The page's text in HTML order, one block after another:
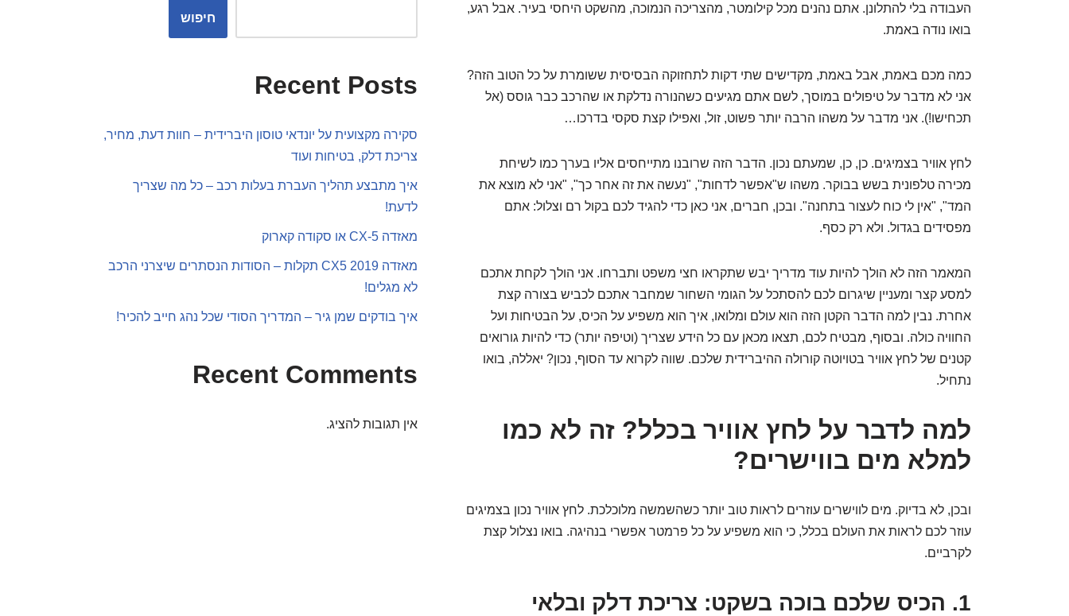
העבודה בלי להתלונן. אתם נהנים מכל קילומטר, מהצריכה הנמוכה, מהשקט היחסי בעיר. אבל רגע,
בואו נודה באמת.
כמה מכם באמת, אבל באמת, מקדישים שתי דקות לתחזוקה הבסיסית ששומרת על כל הטוב הזה?
אני לא מדבר על טיפולים במוסך, לשם אתם מגיעים כשהנורה נדלקת או שהרכב כבר גוסס (אל
תכחישו!). אני מדבר על משהו הרבה יותר פשוט, זול, ואפילו קצת סקסי בדרכו…
לחץ אוויר בצמיגים. כן, כן, שמעתם נכון. הדבר הזה שרובנו מתייחסים אליו בערך כמו לשיחת
מכירה טלפונית בשש בבוקר. משהו ש"אפשר לדחות", "נעשה את זה אחר כך", "אני לא מוצא את
המד", "אין לי כוח לעצור בתחנה". ובכן, חברים, אני כאן כדי להגיד לכם בקול רם וצלול: אתם
מפסידים בגדול. ולא רק כסף.
המאמר הזה לא הולך להיות עוד מדריך יבש שתקראו חצי משפט ותברחו. אני הולך לקחת אתכם
למסע קצר ומעניין שיגרום לכם להסתכל על הגומי השחור שמחבר אתכם לכביש בצורה קצת
אחרת. נבין למה הדבר הקטן הזה הוא עולם ומלואו, איך הוא משפיע על הכיס, על הבטיחות ועל
החוויה כולה. ובסוף, מבטיח לכם, תצאו מכאן עם כל הידע שצריך (וטיפה יותר) כדי להיות גורואים
קטנים של לחץ אוויר בטויוטה קורולה ההיברידית שלכם. שווה לקרוא עד הסוף, נכון? יאללה, בואו
נתחיל.
למה לדבר על לחץ אוויר בכלל? זה לא כמו
למלא מים בווישרים?
ובכן, לא בדיוק. מים לווישרים עוזרים לראות טוב יותר כשהשמשה מלוכלכת. לחץ אוויר נכון בצמיגים
עוזר לכם לראות את העולם בכלל, כי הוא משפיע על כל פרמטר אפשרי בנהיגה. בואו נצלול קצת
לקרביים.
1. הכיס שלכם בוכה בשקט: צריכת דלק ובלאי
חיפוש
Recent Posts
סקירה מקצועית על יונדאי טוסון היברידית – חוות דעת, מחיר,
צריכת דלק, בטיחות ועוד
איך מתבצע תהליך העברת בעלות רכב – כל מה שצריך
לדעת!
מאזדה CX-5 או סקודה קארוק
מאזדה CX5 2019 תקלות – הסודות הנסתרים שיצרני הרכב
לא מגלים!
איך בודקים שמן גיר – המדריך הסודי שכל נהג חייב להכיר!
Recent Comments
אין תגובות להציג.